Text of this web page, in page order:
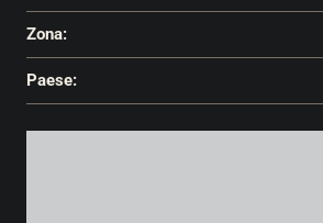
Zona:
Paese: